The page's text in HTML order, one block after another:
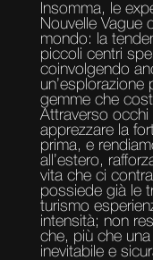
Insomma, le
Nouvelle Vague
mondo: la
piccoli centri
coinvolgendo
un’esplorazione
gemme che
Attraverso occhi
apprezzare la
prima, e
all’estero,
vita che ci
possiede già le
turismo
intensità; non
che, più che
inevitabile e